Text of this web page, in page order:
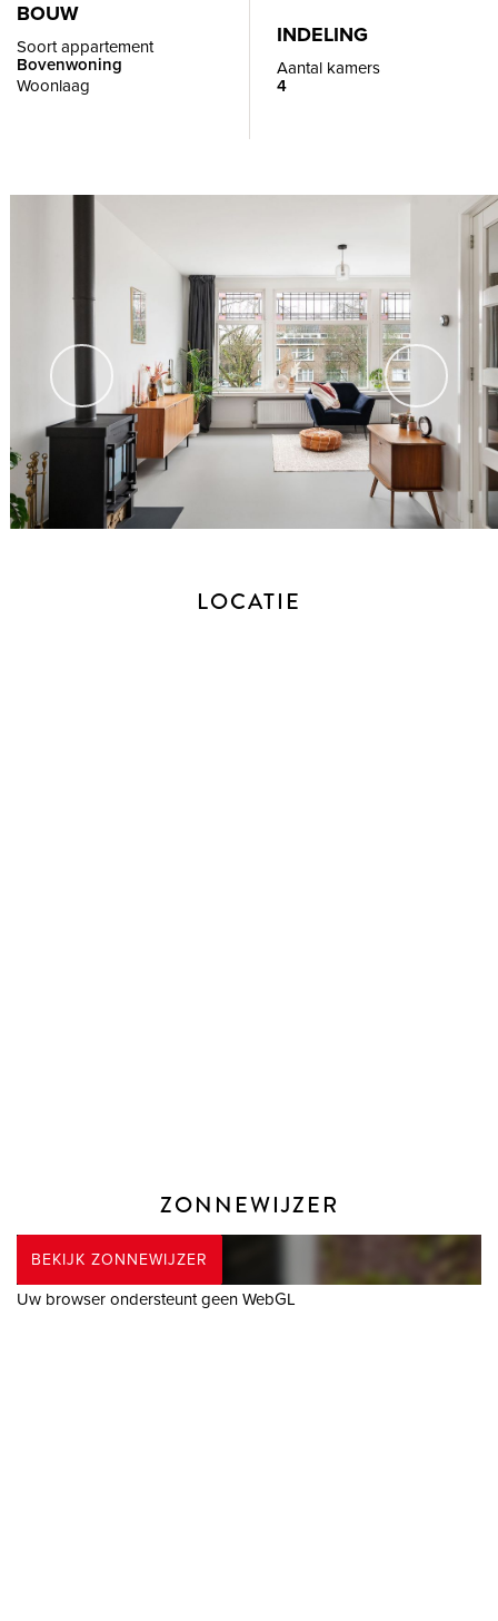
BOUW
Soort appartement
Bovenwoning
Woonlaag
INDELING
Aantal kamers
4
vorige
LOCATIE
ZONNEWIJZER
BEKIJK ZONNEWIJZER
Uw browser ondersteunt geen WebGL